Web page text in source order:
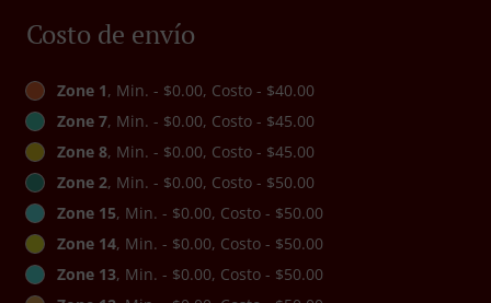
Costo de envío
Zone 1, Min. - $0.00, Costo - $40.00
Zone 7, Min. - $0.00, Costo - $45.00
Zone 8, Min. - $0.00, Costo - $45.00
Zone 2, Min. - $0.00, Costo - $50.00
Zone 15, Min. - $0.00, Costo - $50.00
Zone 14, Min. - $0.00, Costo - $50.00
Zone 13, Min. - $0.00, Costo - $50.00